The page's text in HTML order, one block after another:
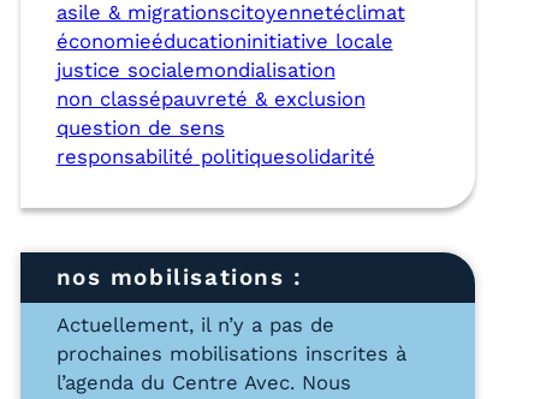
asile & migrationscitoyennetéclimat
économieéducationinitiative locale
justice socialemondialisation
non classépauvreté & exclusion
question de sens
responsabilité politiquesolidarité
nos mobilisations :
Actuellement, il n’y a pas de
prochaines mobilisations inscrites à
l’agenda du Centre Avec. Nous